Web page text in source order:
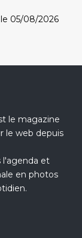
le 05/08/2026
le magazine
le web depuis
l'agenda et
en photos